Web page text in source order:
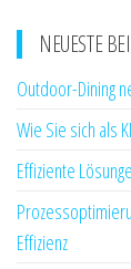
NEUESTE
Outdoor-Dining
Wie Sie sich als
Effiziente
Effizienz